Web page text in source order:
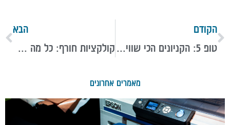
הקודם
טופ 5: הקניונים הכי שווים בארץ לחובבי השופינג
הבא
קולקציות חורף: כל מה שצריך לדעת לפני שקונים נעליים לעונה הקרה
מאמרים אחרונים